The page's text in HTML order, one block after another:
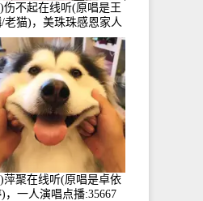
伤不起在线听(原唱是王
/老猫)，美珠珠感恩家人
点播:80218次
萍聚在线听(原唱是卓依
，一人演唱点播:35667